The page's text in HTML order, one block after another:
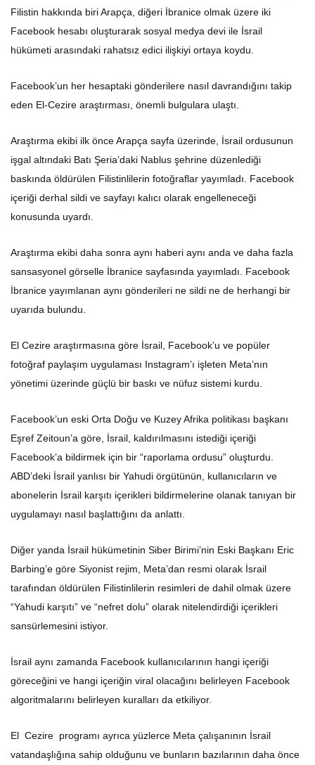
Filistin hakkında biri Arapça, diğeri İbranice olmak üzere iki
Facebook hesabı oluşturarak sosyal medya devi ile İsrail
hükümeti arasındaki rahatsız edici ilişkiyi ortaya koydu.
Facebook’un her hesaptaki gönderilere nasıl davrandığını takip
eden El-Cezire araştırması, önemli bulgulara ulaştı.
Araştırma ekibi ilk önce Arapça sayfa üzerinde, İsrail ordusunun
işgal altındaki Batı Şeria’daki Nablus şehrine düzenlediği
baskında öldürülen Filistinlilerin fotoğraflar yayımladı. Facebook
içeriği derhal sildi ve sayfayı kalıcı olarak engelleneceği
konusunda uyardı.
Araştırma ekibi daha sonra aynı haberi aynı anda ve daha fazla
sansasyonel görselle İbranice sayfasında yayımladı. Facebook
İbranice yayımlanan aynı gönderileri ne sildi ne de herhangi bir
uyarıda bulundu.
El Cezire araştırmasına göre İsrail, Facebook’u ve popüler
fotoğraf paylaşım uygulaması Instagram’ı işleten Meta’nın
yönetimi üzerinde güçlü bir baskı ve nüfuz sistemi kurdu.
Facebook’un eski Orta Doğu ve Kuzey Afrika politikası başkanı
Eşref Zeitoun’a göre, İsrail, kaldırılmasını istediği içeriği
Facebook’a bildirmek için bir “raporlama ordusu” oluşturdu.
ABD’deki İsrail yanlısı bir Yahudi örgütünün, kullanıcıların ve
abonelerin İsrail karşıtı içerikleri bildirmelerine olanak tanıyan bir
uygulamayı nasıl başlattığını da anlattı.
Diğer yanda İsrail hükümetinin Siber Birimi’nin Eski Başkanı Eric
Barbing’e göre Siyonist rejim, Meta’dan resmi olarak İsrail
tarafından öldürülen Filistinlilerin resimleri de dahil olmak üzere
“Yahudi karşıtı” ve “nefret dolu” olarak nitelendirdiği içerikleri
sansürlemesini istiyor.
İsrail aynı zamanda Facebook kullanıcılarının hangi içeriği
göreceğini ve hangi içeriğin viral olacağını belirleyen Facebook
algoritmalarını belirleyen kuralları da etkiliyor.
El Cezire programı ayrıca yüzlerce Meta çalışanının İsrail
vatandaşlığına sahip olduğunu ve bunların bazılarının daha önce